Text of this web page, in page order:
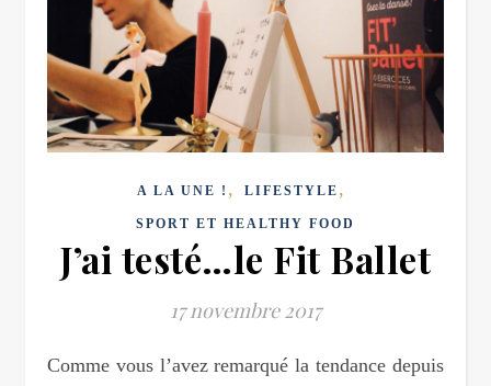
A LA UNE ! , LIFESTYLE ,
SPORT ET HEALTHY FOOD
J’ai testé…le Fit Ballet
17 novembre 2017
Comme vous l’avez remarqué la tendance depuis